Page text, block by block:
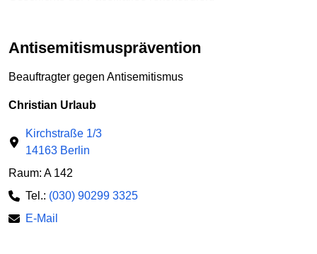
Antisemitismusprävention
Beauftragter gegen Antisemitismus
Christian Urlaub
Kirchstraße 1/3
14163 Berlin
Raum: A 142
Tel.: (030) 90299 3325
E-Mail